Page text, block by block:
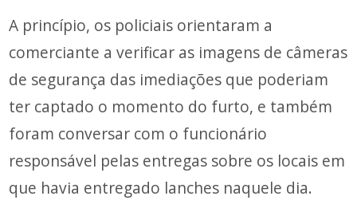
A princípio, os policiais orientaram a
comerciante a verificar as imagens de câmeras
de segurança das imediações que poderiam
ter captado o momento do furto, e também
foram conversar com o funcionário
responsável pelas entregas sobre os locais em
que havia entregado lanches naquele dia.